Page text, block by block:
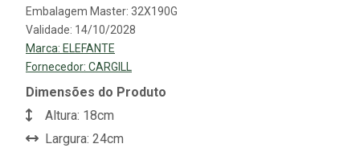
Embalagem Master: 32X190G
Validade: 14/10/2028
Marca: ELEFANTE
Fornecedor: CARGILL
Dimensões do Produto
Altura: 18cm
Largura: 24cm